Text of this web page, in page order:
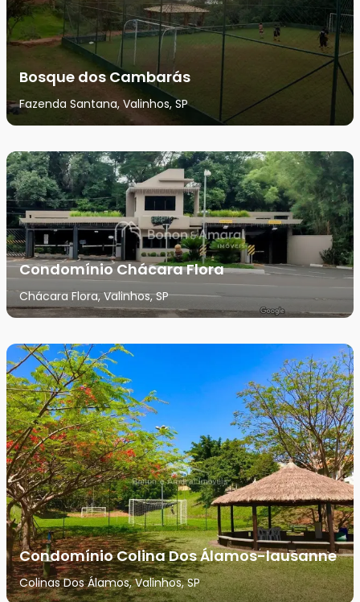
Bosque dos Cambarás
Fazenda Santana, Valinhos, SP
Condomínio Chácara Flora
Chácara Flora, Valinhos, SP
Condomínio Colina Dos Álamos-lausanne
Colinas Dos Álamos, Valinhos, SP